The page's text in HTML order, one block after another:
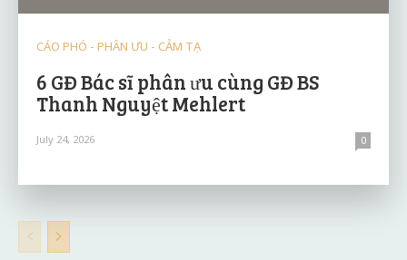
CÁO PHÓ - PHÂN ƯU - CẢM TẠ
6 GĐ Bác sĩ phân ưu cùng GĐ BS
Thanh Nguyệt Mehlert
July 24, 2026 0